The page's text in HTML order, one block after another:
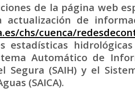
de la página web
de
chs/cuenca/
estadísticas
Automático de
Segura (SAIH) y el
(SAICA).